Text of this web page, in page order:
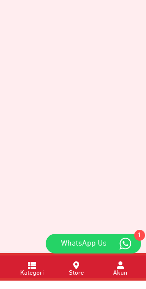
1
WhatsApp Us
Kategori Store Akun